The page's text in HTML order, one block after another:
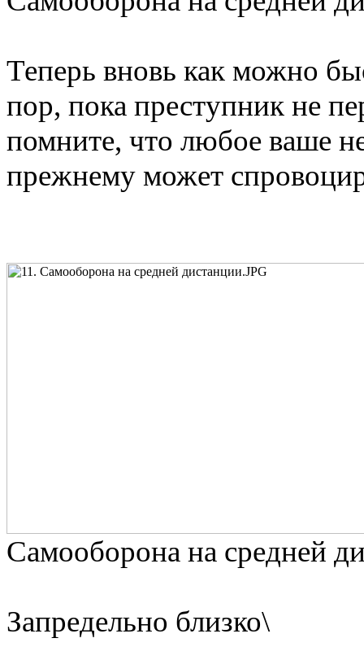
Теперь вновь как можно
пор, пока преступник не
помните, что любое ваше
прежнему может
Самооборона на средней
Запредельно близко\